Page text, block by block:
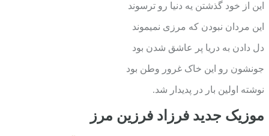
این از خود گذشتن یه دنیا رو ترسوند
این مردان نبودن که مرزی نمیموند
دل دادن به دریا پر عاشق شدن بود
جونشون رو این خاک غرور وطن بود
نوشته اولین بار در پدیدار شد.
موزیک جدید فرزاد فرزین مرز